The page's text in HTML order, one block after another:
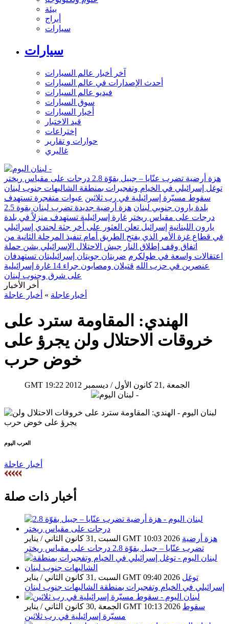
بيئة
أبراج
سيارات
سيارات
آخر أخبار عالم السيارات
أحدث الإصدارات في عالم السيارات
فيديو عالم السيارات
سوق السيارات
أخبار السيارات
قيد الاختبار
إختراعات
حوارات و تقارير
غاليري
هزة أرضية تضرب عنّايا – جبيل بقوّة 2.8 درجات على مقياس ريختر
توغل إسرائيلي في الخيام وتفجيرات بمنطقة الشاليهات جنوب لبنان
سقوط مسيّرة إسرائيلية في رب ثلاثين عبوات متفجرة تستهدف
بلدة يارون جنوبي لبنان
هزة أرضية جديدة تضرب لبنان بقوة 2.5
درجات على مقياس ريختر غارة إسرائيلية تستهدف منزلاً في بلدة
يارون اللبنانية إسرائيل تعلن العثور على أخر جثة لجندي إسرائيلي
في قطاع غزة الأمر الذي يفتح الطريق أمام تنفيذ المرحلة الثانية من
اتفاق وقف إطلاق النار جيش الاحتلال الإسرائيلي يشن حملة
اعتقالات واسعة في طولكرم ضربتان جويتان إسرائيليتان تستهدفان
عنصرين في حزب الله
قتيلان ومصابون جراء 14 غارة إسرائيلية
على شرق وجنوب لبنان
أخر الأخبار
أخبارعاجلة » أخبار عاجلة
الهندي: المقاومة سترد على
خروقات الاحتلال ولن يجرؤ على
خوض حرب
GMT 19:22 2012 الجمعة ,21 كانون الأول / ديسمبر
العرب اليوم
أخبار عاجلة
أخبار ذات صلة
السبت ,31 كانون الثاني / يناير GMT 10:03 2026 هزة أرضية
تضرب عنّايا – جبيل بقوّة 2.8 درجات على مقياس ريختر
السبت ,31 كانون الثاني / يناير GMT 09:40 2026 توغل
إسرائيلي في الخيام وتفجيرات بمنطقة الشاليهات جنوب لبنان
الجمعة ,30 كانون الثاني / يناير GMT 10:13 2026 سقوط
مسيّرة إسرائيلية في رب ثلاثين